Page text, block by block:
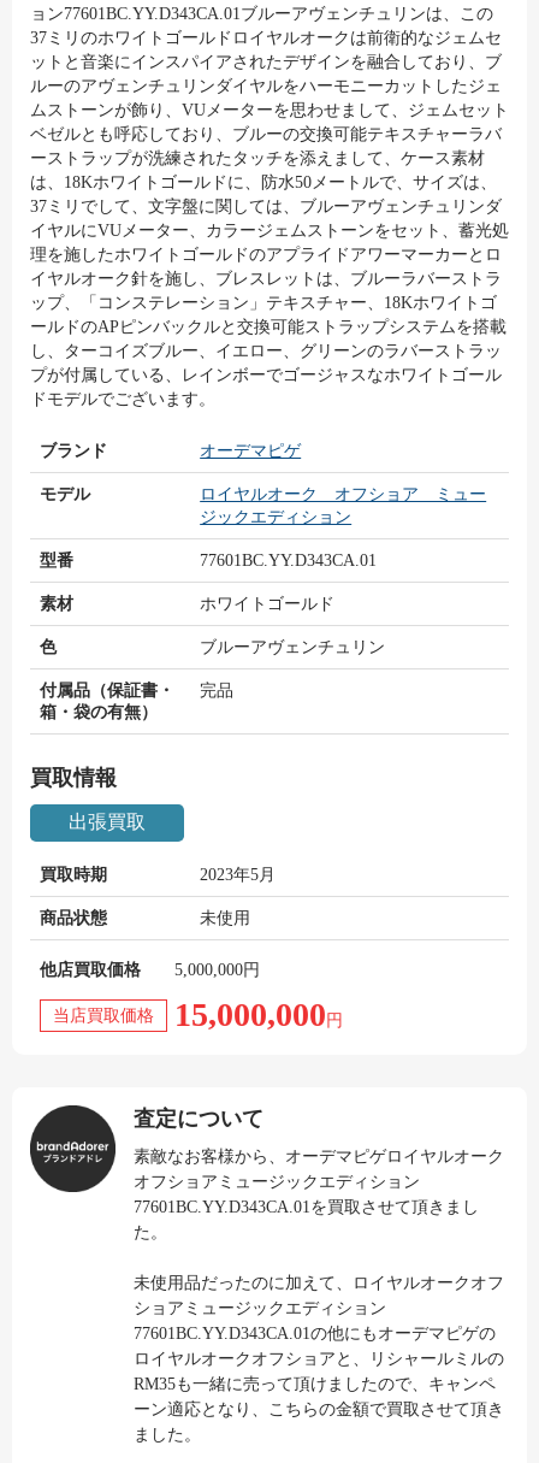
ョン77601BC.YY.D343CA.01ブルーアヴェンチュリンは、この
37ミリのホワイトゴールドロイヤルオークは前衛的なジェムセ
ットと音楽にインスパイアされたデザインを融合しており、ブ
ルーのアヴェンチュリンダイヤルをハーモニーカットしたジェ
ムストーンが飾り、VUメーターを思わせまして、ジェムセット
ベゼルとも呼応しており、ブルーの交換可能テキスチャーラバ
ーストラップが洗練されたタッチを添えまして、ケース素材
は、18Kホワイトゴールドに、防水50メートルで、サイズは、
37ミリでして、文字盤に関しては、ブルーアヴェンチュリンダ
イヤルにVUメーター、カラージェムストーンをセット、蓄光処
理を施したホワイトゴールドのアプライドアワーマーカーとロ
イヤルオーク針を施し、ブレスレットは、ブルーラバーストラ
ップ、「コンステレーション」テキスチャー、18Kホワイトゴ
ールドのAPピンバックルと交換可能ストラップシステムを搭載
し、ターコイズブルー、イエロー、グリーンのラバーストラッ
プが付属している、レインボーでゴージャスなホワイトゴール
ドモデルでございます。
ブランド オーデマピゲ
モデル
ロイヤルオーク オフショア ミュー
ジックエディション
型番 77601BC.YY.D343CA.01
素材 ホワイトゴールド
色 ブルーアヴェンチュリン
付属品（保証書・
箱・袋の有無）
完品
買取情報
出張買取
買取時期 2023年5月
商品状態 未使用
他店買取価格 5,000,000円
当店買取価格 15,000,000 円
査定について
素敵なお客様から、オーデマピゲロイヤルオーク
オフショアミュージックエディション
77601BC.YY.D343CA.01を買取させて頂きまし
た。
未使用品だったのに加えて、ロイヤルオークオフ
ショアミュージックエディション
77601BC.YY.D343CA.01の他にもオーデマピゲの
ロイヤルオークオフショアと、リシャールミルの
RM35も一緒に売って頂けましたので、キャンペ
ーン適応となり、こちらの金額で買取させて頂き
ました。